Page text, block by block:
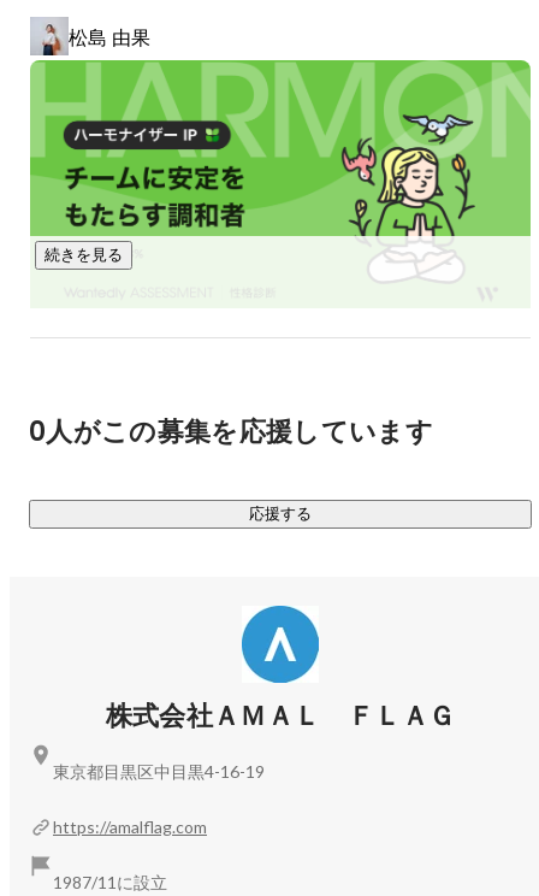
🚩創業背景
不動産が「売られるもの」「妥協して住むもの」になってし
まっている現状への違和感から生まれました。
本来、不動産には人生を支え、暮らしと資産の両方を豊かに
する力があるはずだと、私たちは考えています。
だからこそ、営業都合ではなく価値を起点に、企画から販売
までを自分たちの手で担う道を選びました。
不動産を「人生を支える資産」として正しく届けることが、
AMAL FLAGの原点です。
事業も経営している点です。
通常、外部へ発注する際に発生する中間マージンをカットで
しています。
を、適正な価格で提供することが可能です。
🚩プロからも選ばれる信頼の実績
当社のコストパフォーマンスと設計力は、プロの目からも高
く評価されています。
自社開発のみならず、プライム市場上場企業からも建築請負
ンを築いています。
現在は、都心の土地情報を集める「用地仕入れ」から、投資
松島 由果
齋藤 まみマーケティング
続きを見る
0人がこの募集を応援しています
応援する
株式会社ＡＭＡＬ ＦＬＡＧ
https://amalflag.com
1987/11に設立
東京都目黒区中目黒4-16-19